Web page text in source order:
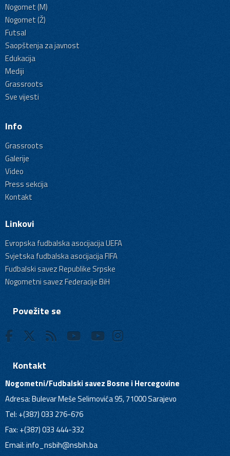
Nogomet (M)
Nogomet (Ž)
Futsal
Saopštenja za javnost
Edukacija
Mediji
Grassroots
Sve vijesti
Info
Grassroots
Galerije
Video
Press sekcija
Kontakt
Linkovi
Evropska fudbalska asocijacija UEFA
Svjetska fudbalska asocijacija FIFA
Fudbalski savez Republike Srpske
Nogometni savez Federacije BiH
Povežite se
Kontakt
Nogometni/Fudbalski savez Bosne i Hercegovine
Adresa: Bulevar Meše Selimovića 95, 71000 Sarajevo
Tel: +(387) 033 276-676
Fax: +(387) 033 444-332
Email:info_nsbih@nsbih.ba